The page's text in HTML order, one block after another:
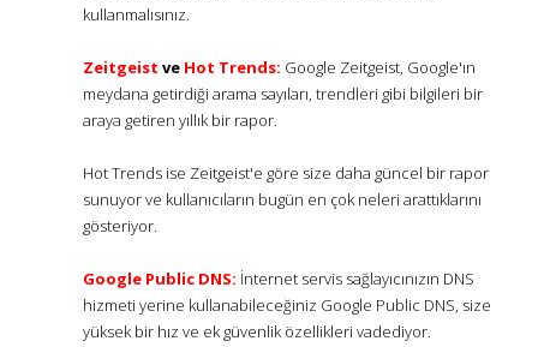
kullanmalısınız.
Zeitgeist ve Hot Trends: Google Zeitgeist, Google'ın
meydana getirdiği arama sayıları, trendleri gibi bilgileri bir
araya getiren yıllık bir rapor.
Hot Trends ise Zeitgeist'e göre size daha güncel bir rapor
sunuyor ve kullanıcıların bugün en çok neleri arattıklarını
gösteriyor.
Google Public DNS: İnternet servis sağlayıcınızın DNS
hizmeti yerine kullanabileceğiniz Google Public DNS, size
yüksek bir hız ve ek güvenlik özellikleri vadediyor.